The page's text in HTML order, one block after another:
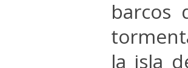
barcos
la isla